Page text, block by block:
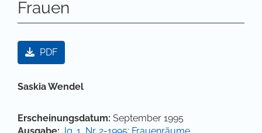
Frauen
Artikel-Sidebar
PDF
Hauptsächlicher Artikelinhalt
Saskia Wendel
Artikel-Details
Erscheinungsdatum: September 1995
Ausgabe: Jg. 1, Nr. 2-1995: Frauenräume